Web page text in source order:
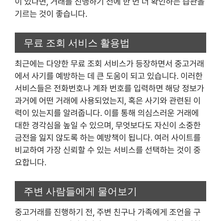
기르는 것이 좋습니다.
무료 조회 서비스 활용법
최근에는 다양한 무료 조회 서비스가 등장하면서 중고거래
에서 사기를 예방하는 데 큰 도움이 되고 있습니다. 이러한
서비스들은 전화번호나 계좌 번호를 입력하면 해당 정보가
과거에 어떤 거래에 사용되었는지, 혹은 사기와 관련된 이
력이 있는지를 알려줍니다. 이를 통해 의심스러운 거래에
대한 경각심을 높일 수 있으며, 무엇보다도 자신이 소중한
금전을 잃지 않도록 하는 예방책이 됩니다. 여러 사이트를
비교하여 가장 신뢰할 수 있는 서비스를 선택하는 것이 중
요합니다.
주변 사람들에게 물어보기
중고거래를 진행하기 전, 주변 친구나 가족에게 조언을 구